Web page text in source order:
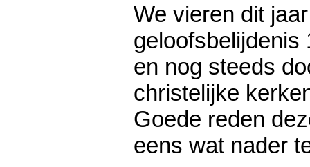
We vieren dit
geloofsbelijdenis
en nog steeds
christelijke
Goede reden
eens wat nader